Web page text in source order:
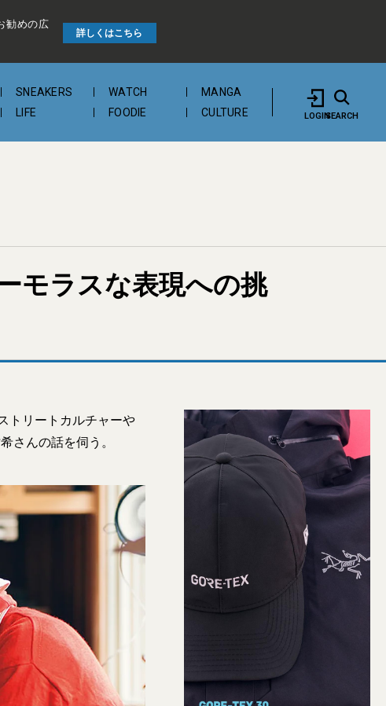
勧めの広
詳しくはこちら
SNEAKERS WATCH
MANGA
LIFE FOODIE CULTURE LOGINSEARCH
モラスな表現への挑
トリートカルチャーや
さんの話を伺う。